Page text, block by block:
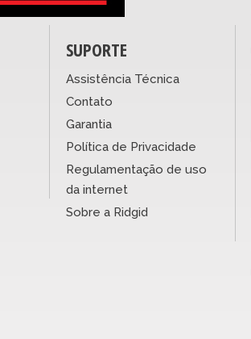
SUPORTE
Assistência Técnica
Contato
Garantia
Política de Privacidade
Regulamentação de uso
da internet
Sobre a Ridgid